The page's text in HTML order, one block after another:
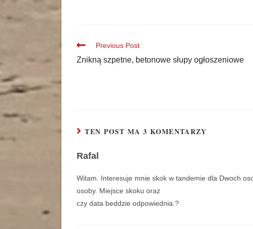
Previous Post
Znikną szpetne, betonowe słupy ogłoszeniowe
TEN POST MA 3 KOMENTARZY
Rafal
Witam. Interesuje mnie skok w tandemie dla Dwoch
osoby. Miejsce skoku oraz
czy data beddzie odpowiednia.?